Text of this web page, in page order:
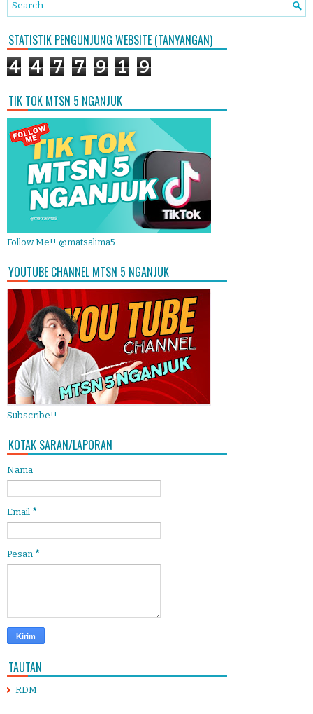
STATISTIK PENGUNJUNG WEBSITE (TANYANGAN)
4 4 7 7 9 1 9
TIK TOK MTSN 5 NGANJUK
Follow Me!! @matsalima5
YOUTUBE CHANNEL MTSN 5 NGANJUK
Subscribe!!
KOTAK SARAN/LAPORAN
Nama
Email *
Pesan *
TAUTAN
RDM